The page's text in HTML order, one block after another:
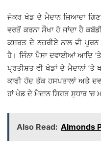
ਜੇਕਰ ਖੇਡ ਦੇ ਮੈਦਾਨ ਜ਼ਿਆਦਾ
ਵਰਤੋਂ ਕਰਨਾ ਸੌਖਾ ਹੋ ਜਾਂਦਾ ਹੈ
ਕਸਰਤ ਦੇ ਨਜ਼ਰੀਏ ਨਾਲ ਵੀ ਪੂਰਨ
ਹੈ। ਜਿੰਨਾ ਪੈਸਾ ਦਵਾਈਆਂ ਆਦਿ
ਪ੍ਰਤੀਸ਼ਤ ਵੀ ਖੇਡਾਂ ਦੇ ਮੈਦਾਨਾਂ ’ਤੇ
ਕਾਫੀ ਹੱਦ ਤੱਕ ਹਸਪਤਾਲਾਂ ਅਤੇ
ਹਾਂ ਖੇਡ ਦੇ ਮੈਦਾਨ ਸਿਹਤ ਸੁਧਾਰ
Also Read: Almonds